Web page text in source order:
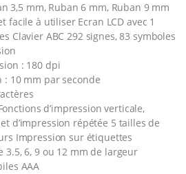
3,5 mm, Ruban 6 mm, Ruban 9 mm
facile à utiliser Ecran LCD avec 1
Clavier ABC 292 signes, 83 symboles
: 180 dpi
: 10 mm par seconde
d’impression verticale,
d’impression répétée 5 tailles de
Impression sur étiquettes
3.5, 6, 9 ou 12 mm de largeur
AAA